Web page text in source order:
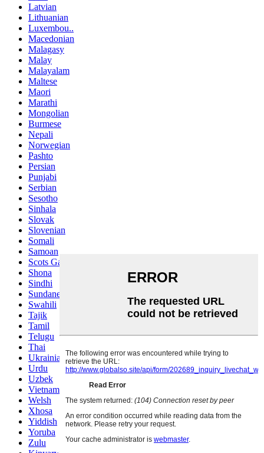
Latvian
Lithuanian
Luxembou..
Macedonian
Malagasy
Malay
Malayalam
Maltese
Maori
Marathi
Mongolian
Burmese
Nepali
Norwegian
Pashto
Persian
Punjabi
Serbian
Sesotho
Sinhala
Slovak
Slovenian
Somali
Samoan
Scots Gaelic
Shona
Sindhi
Sundanese
Swahili
Tajik
Tamil
Telugu
Thai
Ukrainian
Urdu
Uzbek
Vietnamese
Welsh
Xhosa
Yiddish
Yoruba
Zulu